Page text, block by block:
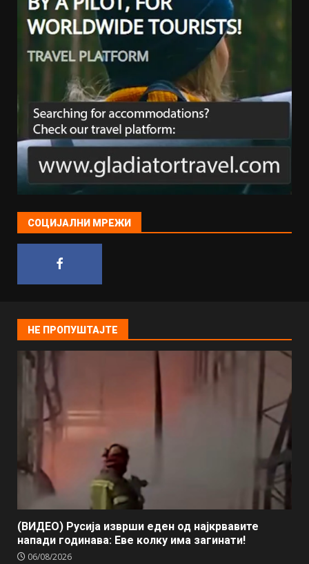
СОЦИЈАЛНИ МРЕЖИ
НЕ ПРОПУШТАЈТЕ
(ВИДЕО) Русија изврши еден од најкрвавите
напади годинава: Еве колку има загинати!
06/08/2026